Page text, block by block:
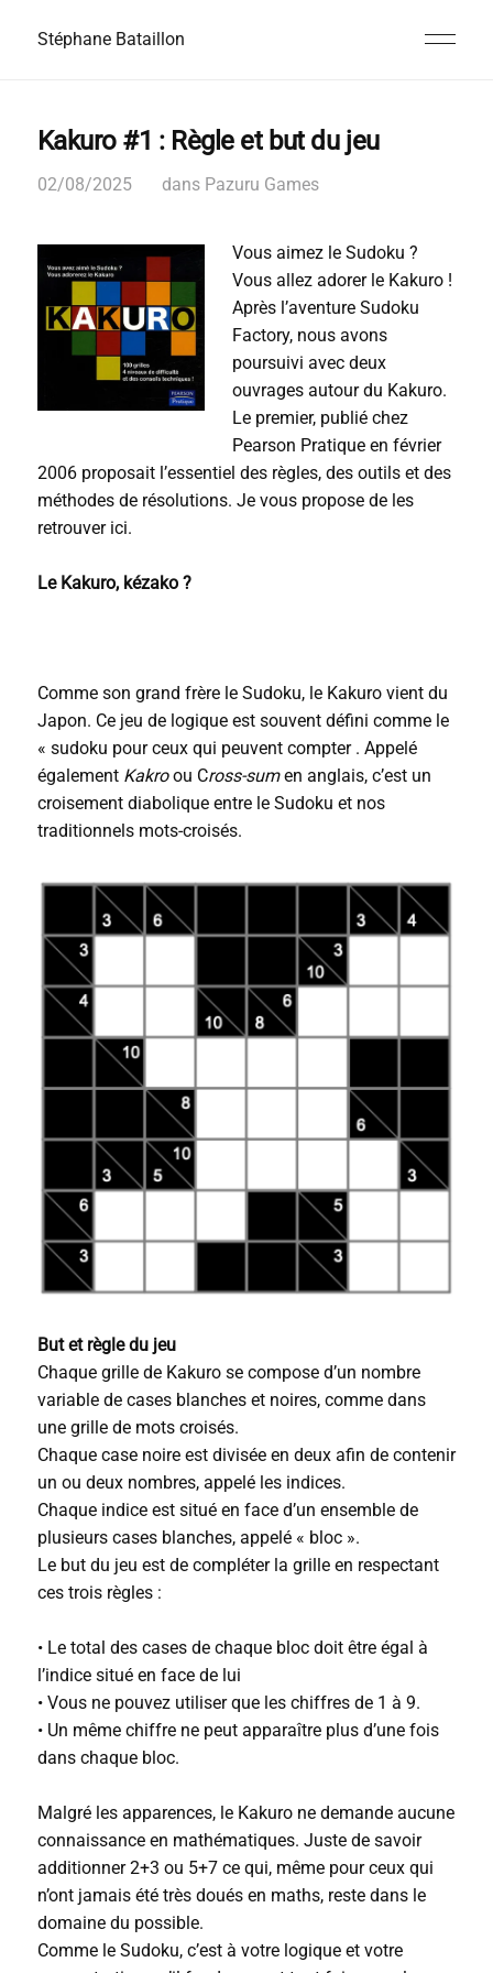
Stéphane Bataillon
Kakuro #1 : Règle et but du jeu
02/08/2025 dans Pazuru Games
Vous aimez le Sudoku ?
Vous allez adorer le Kakuro !
Après l’aventure Sudoku
Factory, nous avons
poursuivi avec deux
ouvrages autour du Kakuro.
Le premier, publié chez
Pearson Pratique en février
2006 proposait l’essentiel des règles, des outils et des
méthodes de résolutions. Je vous propose de les
retrouver ici.
Le Kakuro, kézako ?
Comme son grand frère le Sudoku, le Kakuro vient du
Japon. Ce jeu de logique est souvent défini comme le
« sudoku pour ceux qui peuvent compter . Appelé
également Kakroou Cross-sumen anglais, c’est un
croisement diabolique entre le Sudoku et nos
traditionnels mots-croisés.
But et règle du jeu
Chaque grille de Kakuro se compose d’un nombre
variable de cases blanches et noires, comme dans
une grille de mots croisés.
Chaque case noire est divisée en deux afin de contenir
un ou deux nombres, appelé les indices.
Chaque indice est situé en face d’un ensemble de
plusieurs cases blanches, appelé « bloc ».
Le but du jeu est de compléter la grille en respectant
ces trois règles :
• Le total des cases de chaque bloc doit être égal à
l’indice situé en face de lui
• Vous ne pouvez utiliser que les chiffres de 1 à 9.
• Un même chiffre ne peut apparaître plus d’une fois
dans chaque bloc.
Malgré les apparences, le Kakuro ne demande aucune
connaissance en mathématiques. Juste de savoir
additionner 2+3 ou 5+7 ce qui, même pour ceux qui
n’ont jamais été très doués en maths, reste dans le
domaine du possible.
Comme le Sudoku, c’est à votre logique et votre